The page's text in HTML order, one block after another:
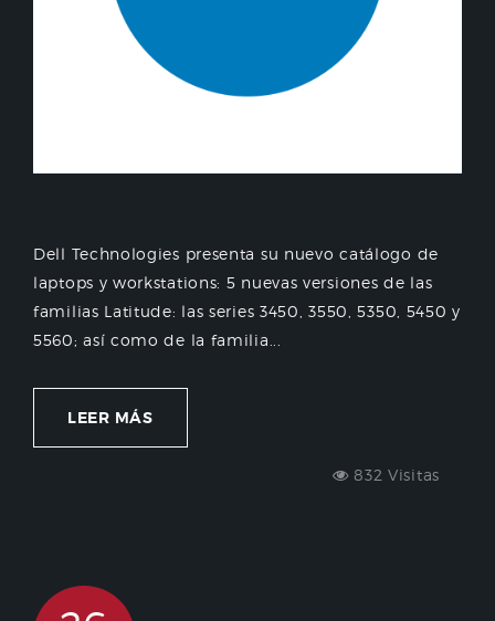
Dell Technologies presenta su nuevo catálogo de
laptops y workstations: 5 nuevas versiones de las
familias Latitude: las series 3450, 3550, 5350, 5450 y
5560; así como de la familia...
LEER MÁS
832 Visitas